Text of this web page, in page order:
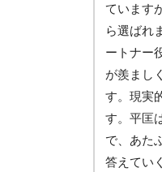
ています
ら選ばれ
ートナー
が羨まし
す。現実
す。平匡
で、あた
答えてい